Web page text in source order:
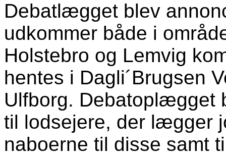
Debatlægget blev
udkommer både i
Holstebro og Lemvig
hentes i Dagli´Brugsen
Ulfborg. Debatoplægget
til lodsejere, der lægger
naboerne til disse samt